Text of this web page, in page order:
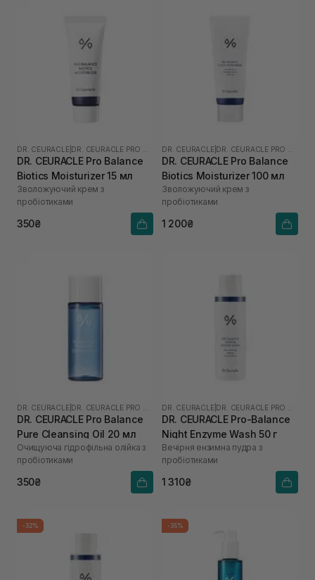
DR. CEURACLE
DR. CEURACLE Pro Balance
Biotics Moisturizer 15 мл
Зволожуючий крем з
пробіотиками
350₴
DR. CEURACLE
DR. CEURACLE Pro Balance
Biotics Moisturizer 100 мл
Зволожуючий крем з
пробіотиками
1 200₴
DR. CEURACLE
DR. CEURACLE Pro Balance
Pure Cleansing Oil 20 мл
Очищуюча гідрофільна олійка з
пробіотиками
350₴
DR. CEURACLE
DR. CEURACLE Pro-Balance
Night Enzyme Wash 50 г
Вечірня ензимна пудра з
пробіотиками
1 310₴
-32% -35%